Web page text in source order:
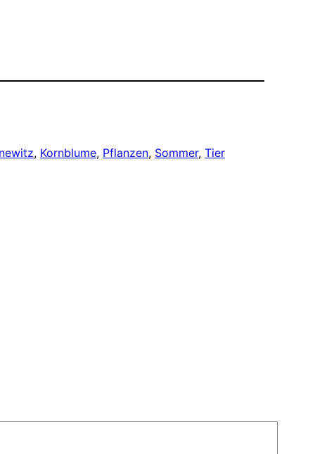
, Kornblume, Pflanzen, Sommer, Tier